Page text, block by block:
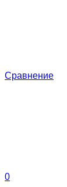
Сравнение
0